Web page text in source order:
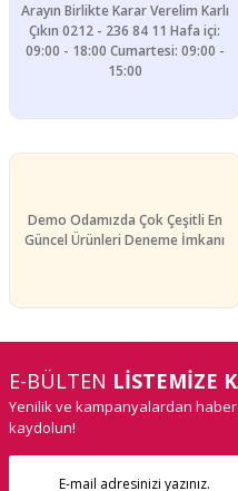
Arayın Birlikte Karar Verelim Karlı
Çıkın 0212 - 236 84 11 Hafa içi:
09:00 - 18:00 Cumartesi: 09:00 -
15:00
Demo Odamızda Çok Çeşitli En
Güncel Ürünleri Deneme İmkanı
E-BÜLTEN LİSTEMİZE
Yenilik ve kampanyalardan
kaydolun!